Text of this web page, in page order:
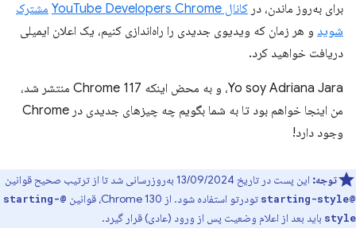
برای به‌روز ماندن، در کانال YouTube Developers Chrome
مشترک
شوید و هر زمان که ویدیوی جدیدی را راه‌اندازی کنیم، یک اعلان ایمیلی
دریافت خواهید کرد.
Yo soy Adriana Jara، و به محض اینکه Chrome 117 منتشر شد،
من اینجا خواهم بود تا به شما بگویم چه چیزهای جدیدی در Chrome
وجود دارد!
توجه: این پست در تاریخ 13/09/2024 به‌روزرسانی شد تا از ترتیب صحیح قوانین
@starting-style تودرتو استفاده شود. از Chrome 130، قوانین
@starting-
style باید بعد از اعلام وضعیت پس از ورود (عادی) قرار گیرد.